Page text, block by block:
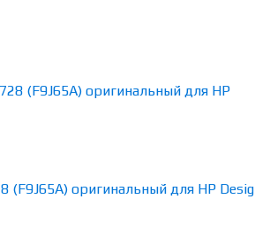
оригинальный для HP